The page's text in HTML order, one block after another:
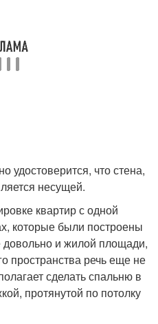
удостоверится, что стена,
несущей.
квартир с одной
которые были построены
довольно и жилой площади,
пространства речь еще не
сделать спальню в
протянутой по потолку